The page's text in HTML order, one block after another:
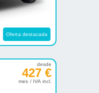
Oferta destacada
desde
427 €
mes / IVA incl.